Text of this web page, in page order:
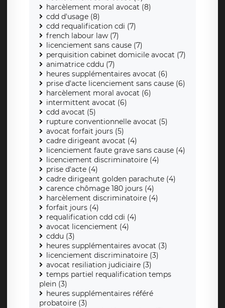
harcèlement moral avocat (8)
cdd d'usage (8)
cdd requalification cdi (7)
french labour law (7)
licenciement sans cause (7)
perquisition cabinet domicile avocat (7)
animatrice cddu (7)
heures supplémentaires avocat (6)
prise d'acte licenciement sans cause (6)
harcèlement moral avocat (6)
intermittent avocat (6)
cdd avocat (5)
rupture conventionnelle avocat (5)
avocat forfait jours (5)
cadre dirigeant avocat (4)
licenciement faute grave sans cause (4)
licenciement discriminatoire (4)
prise d'acte (4)
cadre dirigeant golden parachute (4)
carence chômage 180 jours (4)
harcèlement discriminatoire (4)
forfait jours (4)
requalification cdd cdi (4)
avocat licenciement (4)
cddu (3)
heures supplémentaires avocat (3)
licenciement discriminatoire (3)
avocat resiliation judiciaire (3)
temps partiel requalification temps
plein (3)
heures supplémentaires référé
probatoire (3)